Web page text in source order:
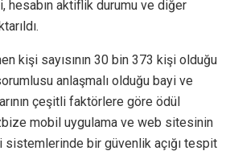
aktiflik durumu ve diğer
kişi sayısının 30 bin 373 kişi olduğu
anlaşmalı olduğu bayi ve
çeşitli faktörlere göre ödül
mobil uygulama ve web sitesinin
sistemlerinde bir güvenlik açığı tespit